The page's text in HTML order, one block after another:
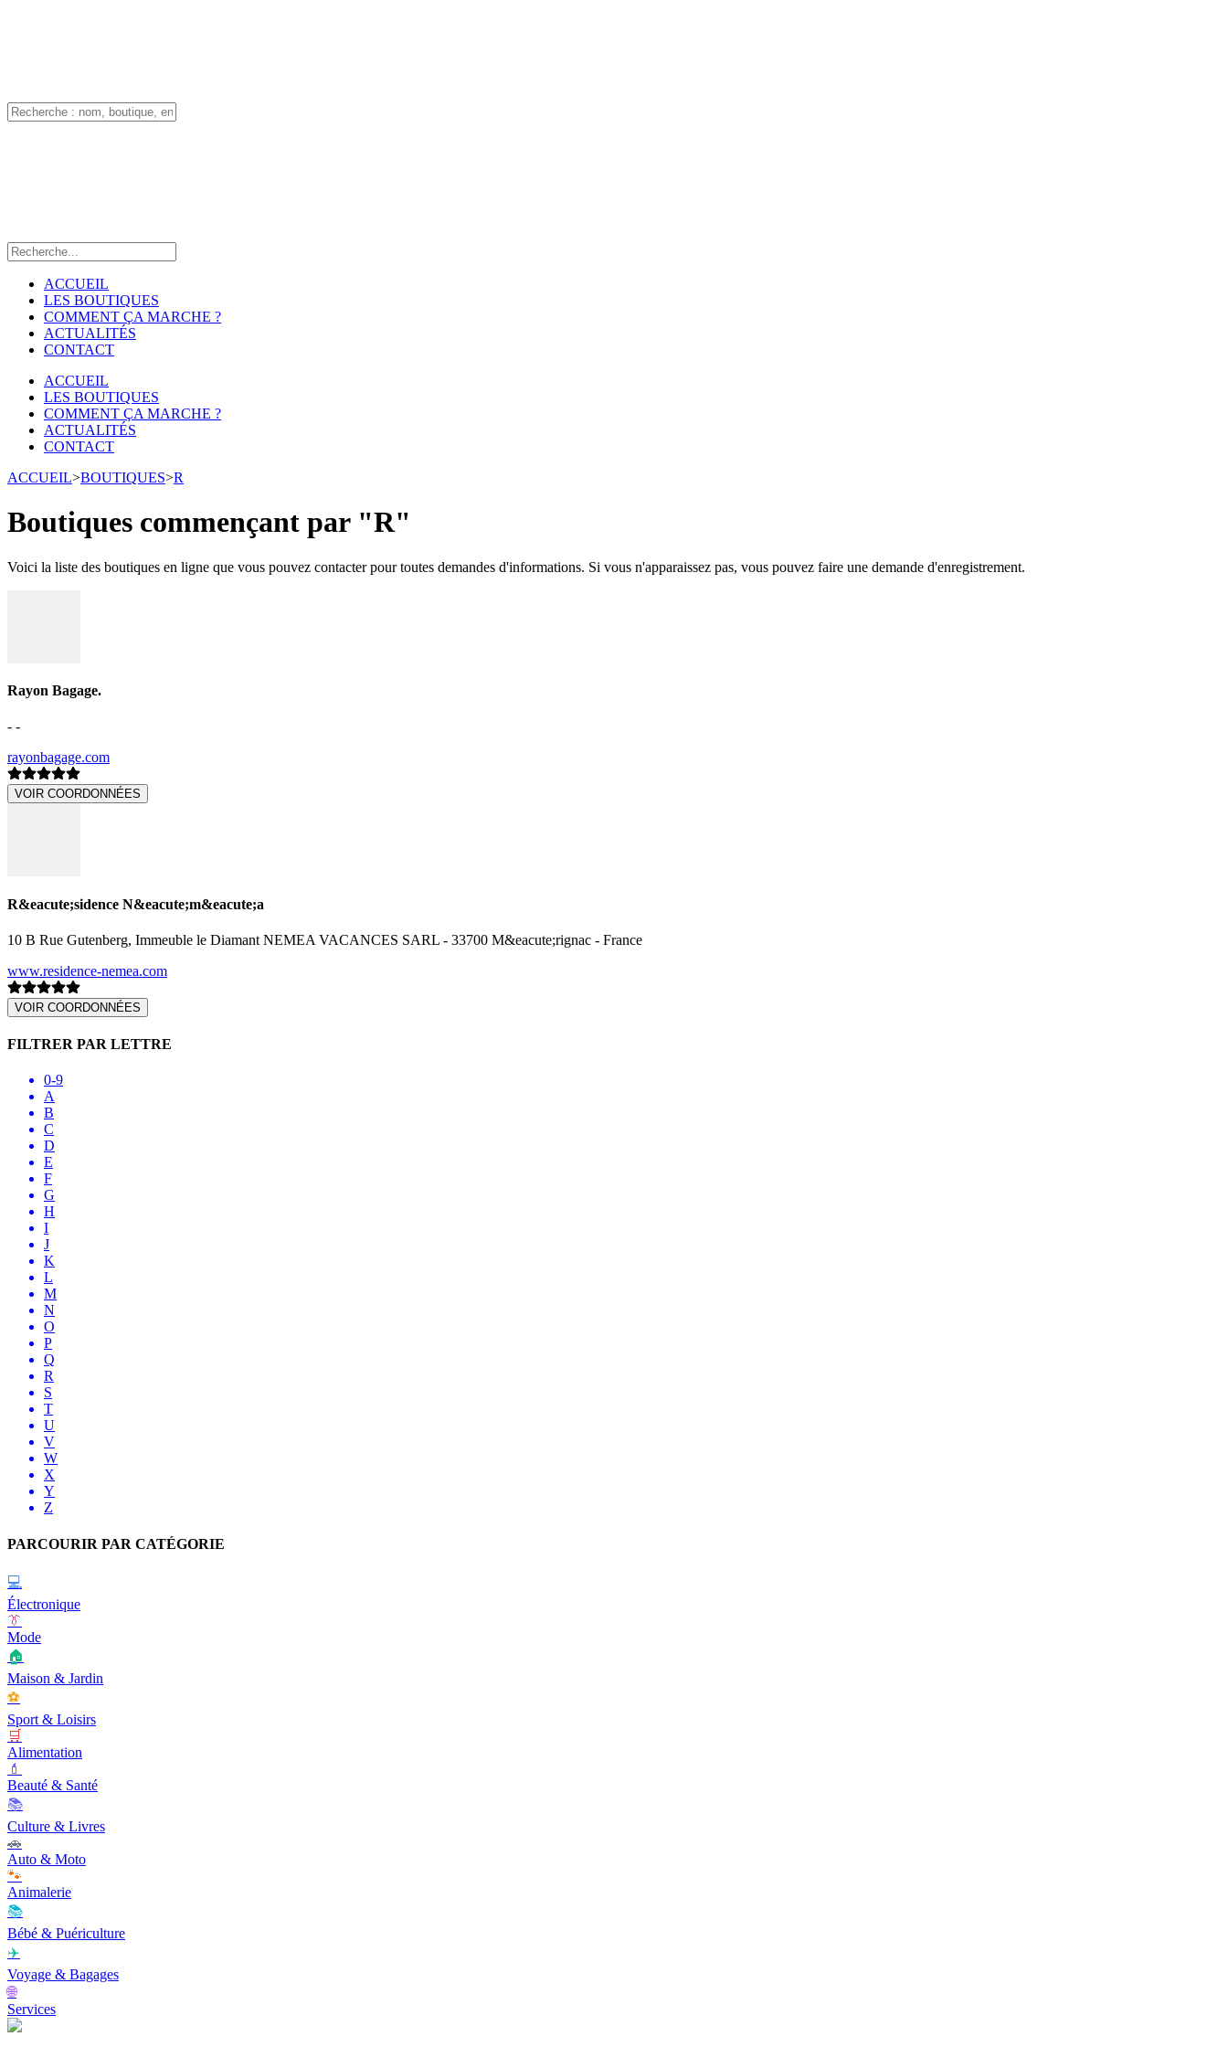
ACCUEIL
LES BOUTIQUES
COMMENT ÇA MARCHE ?
ACTUALITÉS
CONTACT
ACCUEIL
LES BOUTIQUES
COMMENT ÇA MARCHE ?
ACTUALITÉS
CONTACT
ACCUEIL>BOUTIQUES>R
Boutiques commençant par "R"
Voici la liste des boutiques en ligne que vous pouvez contacter pour toutes demandes d'informations. Si vous n'apparaissez pas, vous pouvez faire une demande d'enregistrement.
Rayon Bagage.
- -
rayonbagage.com
VOIR COORDONNÉES
R&eacute;sidence N&eacute;m&eacute;a
10 B Rue Gutenberg, Immeuble le Diamant NEMEA VACANCES SARL - 33700 M&eacute;rignac - France
www.residence-nemea.com
VOIR COORDONNÉES
FILTRER PAR LETTRE
0-9
A
B
C
D
E
F
G
H
I
J
K
L
M
N
O
P
Q
R
S
T
U
V
W
X
Y
Z
PARCOURIR PAR CATÉGORIE
💻
Électronique
👔
Mode
🏠
Maison & Jardin
⚽
Sport & Loisirs
🛒
Alimentation
💄
Beauté & Santé
📚
Culture & Livres
🚗
Auto & Moto
🐾
Animalerie
📚
Bébé & Puériculture
✈️
Voyage & Bagages
🌐
Services